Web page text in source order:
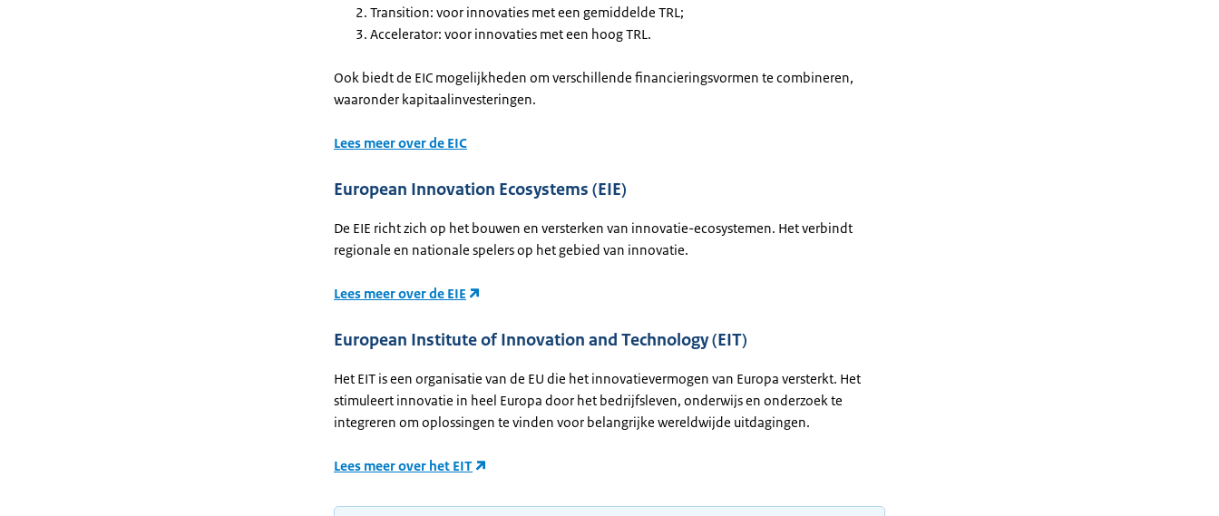
Transition: voor innovaties met een gemiddelde TRL;
Accelerator: voor innovaties met een hoog TRL.
Ook biedt de EIC mogelijkheden om verschillende financieringsvormen te combineren,
waaronder kapitaalinvesteringen.
Lees meer over de EIC
European Innovation Ecosystems (EIE)
De EIE richt zich op het bouwen en versterken van innovatie-ecosystemen. Het verbindt
regionale en nationale spelers op het gebied van innovatie.
Lees meer over de EIE
European Institute of Innovation and Technology (EIT)
Het EIT is een organisatie van de EU die het innovatievermogen van Europa versterkt. Het
stimuleert innovatie in heel Europa door het bedrijfsleven, onderwijs en onderzoek te
integreren om oplossingen te vinden voor belangrijke wereldwijde uitdagingen.
Lees meer over het EIT